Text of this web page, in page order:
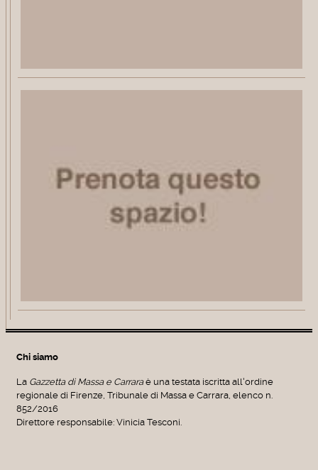
Chi siamo
La Gazzetta di Massa e Carraraè una testata iscritta all'ordine
regionale di Firenze, Tribunale di Massa e Carrara, elenco n.
852/2016
Direttore responsabile: Vinicia Tesconi.